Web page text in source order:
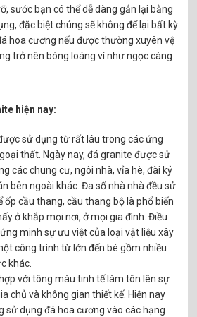
sước bạn có thể dễ dàng gắn lại bằng
đặc biệt chúng sẽ không để lại bất kỳ
hoa cương nếu được thường xuyên vệ
trở nên bóng loáng ví như ngọc càng
hiện nay:
sử dụng từ rất lâu trong các ứng
thất. Ngày nay, đá granite được sử
các chung cư, ngôi nhà, vỉa hè, đài kỷ
bên ngoài khác. Đa số nhà nhà đều sử
ốp cầu thang, cầu thang bộ là phổ biến
ở khắp mọi nơi, ở mọi gia đình. Điều
minh sự ưu việt của loại vật liệu xây
công trình từ lớn đến bé gồm nhiều
khác.
với tông màu tinh tế làm tôn lên sự
chủ và không gian thiết kế. Hiện nay
sử dụng đá hoa cương vào các hạng